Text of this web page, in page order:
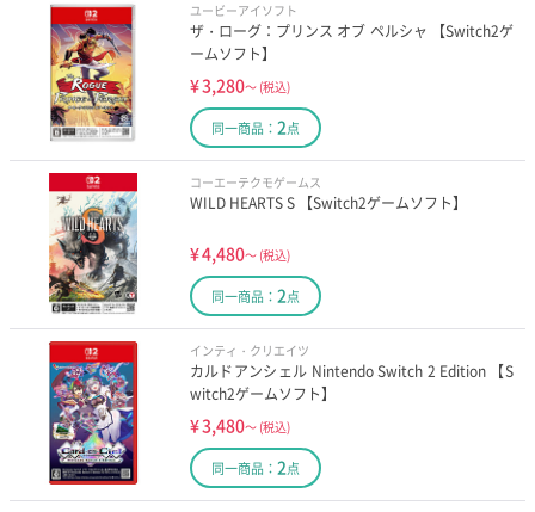
ユービーアイソフト
ザ・ローグ：プリンス オブ ペルシャ 【Switch2ゲ
ームソフト】
¥3,280～ (税込)
同一商品： 2点
コーエーテクモゲームス
WILD HEARTS S 【Switch2ゲームソフト】
¥4,480～ (税込)
同一商品： 2点
インティ・クリエイツ
カルドアンシェル Nintendo Switch 2 Edition 【S
witch2ゲームソフト】
¥3,480～ (税込)
同一商品： 2点